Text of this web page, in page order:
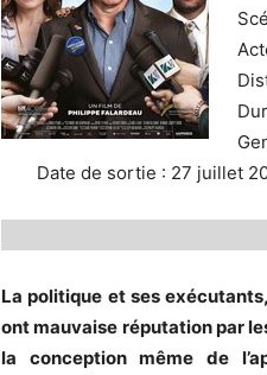
Date de sortie : 27 juillet
La politique et ses
ont mauvaise réputation par
la conception même de